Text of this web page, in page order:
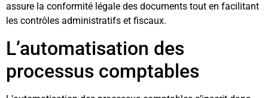
assure la conformité légale des documents tout en facilitant
les contrôles administratifs et fiscaux.
L’automatisation des
processus comptables